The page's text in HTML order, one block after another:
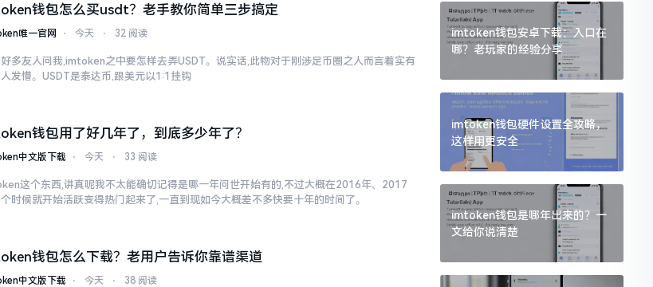
钱包怎么买usdt？老手教你简单三步搞定
唯一官网 ⋅ 今天 ⋅ 32 阅读
多友人问我,imtoken之中要怎样去弄USDT。说实话,此物对于刚涉足币圈之人而言着实有
发懵。USDT是泰达币,跟美元以1:1挂钩
钱包用了好几年了，到底多少年了？
中文版下载 ⋅ 今天 ⋅ 33 阅读
这个东西,讲真呢我不太能确切记得是哪一年问世开始有的,不过大概在2016年、2017
时候就开始活跃变得热门起来了,一直到现如今大概差不多快要十年的时间了。
钱包怎么下载？老用户告诉你靠谱渠道
中文版下载 ⋅ 今天 ⋅ 38 阅读
imtoken钱包安卓下载：入口在
哪？老玩家的经验分享
imtoken钱包硬件设置全攻略，
这样用更安全
imtoken钱包是哪年出来的？一
文给你说清楚